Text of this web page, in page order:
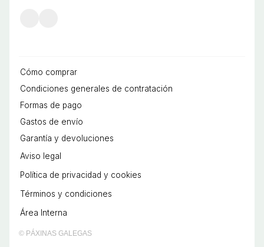
Cómo comprar
Condiciones generales de contratación
Formas de pago
Gastos de envío
Garantía y devoluciones
Aviso legal
Política de privacidad y cookies
Términos y condiciones
Área Interna
© PÁXINAS GALEGAS